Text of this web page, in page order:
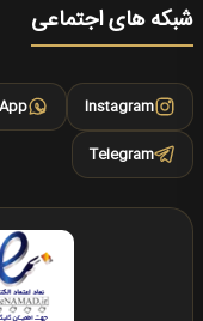
شبکه های اجتماعی
Instagram
Telegram